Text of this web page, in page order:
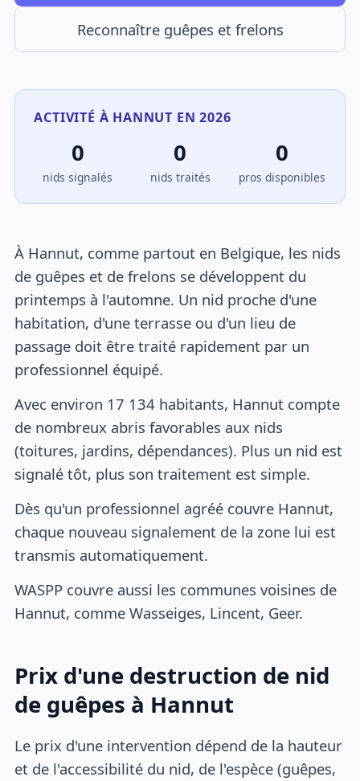
Reconnaître guêpes et frelons
ACTIVITÉ À HANNUT EN 2026
0
nids signalés
0
nids traités
0
pros disponibles
À Hannut, comme partout en Belgique, les nids
de guêpes et de frelons se développent du
printemps à l'automne. Un nid proche d'une
habitation, d'une terrasse ou d'un lieu de
passage doit être traité rapidement par un
professionnel équipé.
Avec environ 17 134 habitants, Hannut compte
de nombreux abris favorables aux nids
(toitures, jardins, dépendances). Plus un nid est
signalé tôt, plus son traitement est simple.
Dès qu'un professionnel agréé couvre Hannut,
chaque nouveau signalement de la zone lui est
transmis automatiquement.
WASPP couvre aussi les communes voisines de
Hannut, comme Wasseiges, Lincent, Geer.
Prix d'une destruction de nid
de guêpes à Hannut
Le prix d'une intervention dépend de la hauteur
et de l'accessibilité du nid, de l'espèce (guêpes,